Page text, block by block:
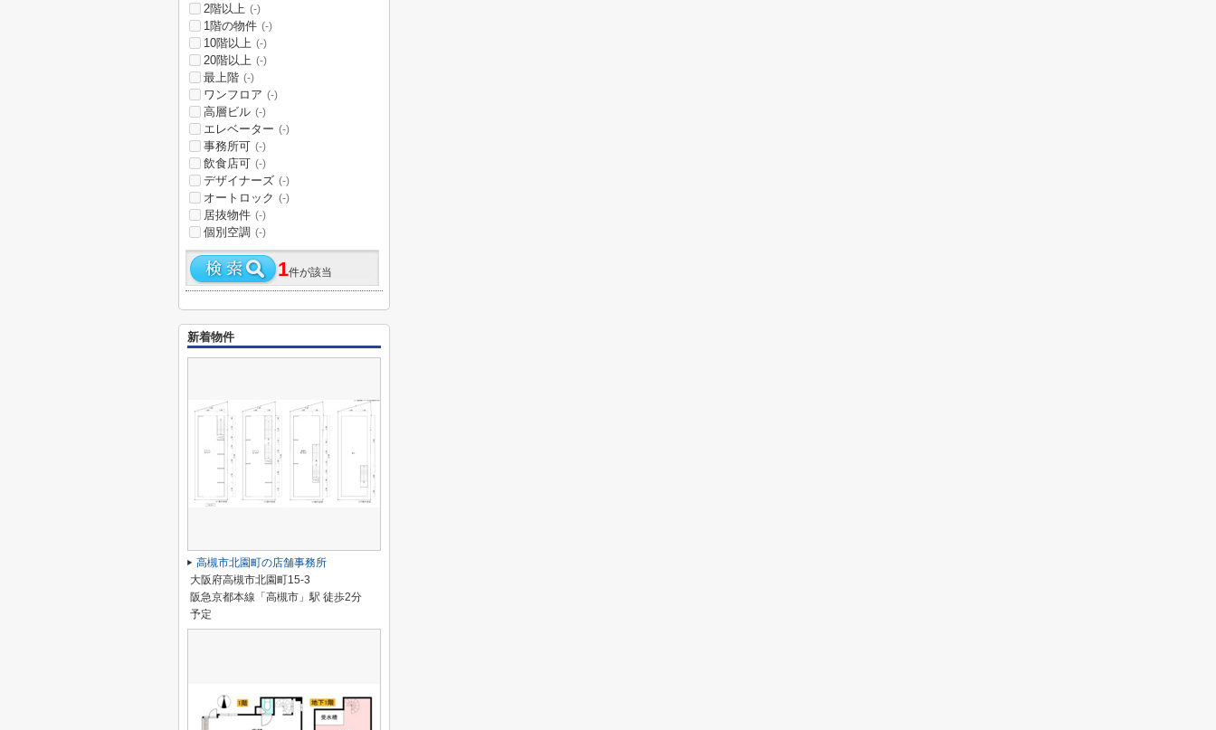
2階以上 (-)
1階の物件 (-)
10階以上 (-)
20階以上 (-)
最上階 (-)
ワンフロア (-)
高層ビル (-)
エレベーター (-)
事務所可 (-)
飲食店可 (-)
デザイナーズ (-)
オートロック (-)
居抜物件 (-)
個別空調 (-)
1件が該当
新着物件
高槻市北園町の店舗事務所
大阪府高槻市北園町15-3
阪急京都本線「高槻市」駅 徒歩2分
予定